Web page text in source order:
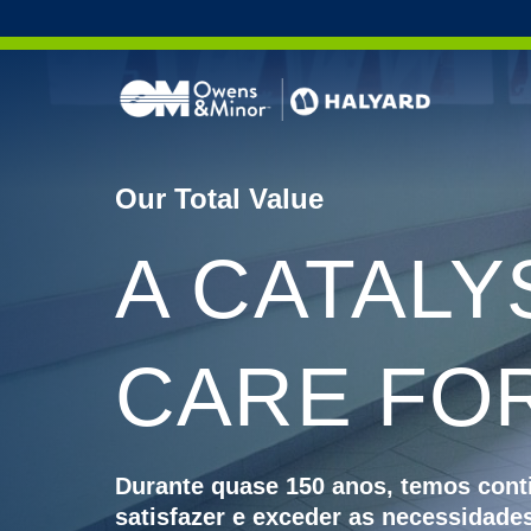
Serie
Luvas
Luvas
Kits
Our Total Value
A
CARE
Durante quase 150 anos, temos
satisfazer e exceder as